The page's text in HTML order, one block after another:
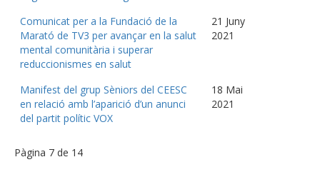
Comunicat per a la Fundació de la
Marató de TV3 per avançar en la salut
mental comunitària i superar
reduccionismes en salut
21 Juny
2021
Manifest del grup Sèniors del CEESC
en relació amb l’aparició d’un anunci
del partit polític VOX
18 Mai
2021
Pàgina 7 de 14